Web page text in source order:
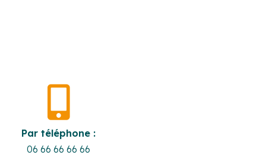

Par téléphone :
06 66 66 66 66